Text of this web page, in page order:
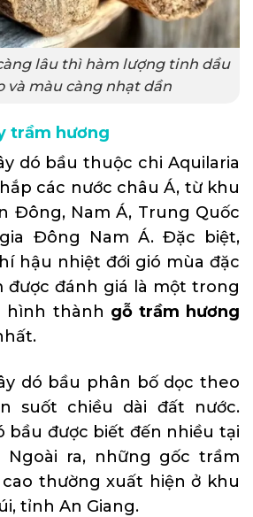
lâu thì hàm lượng tinh dầu
và màu càng nhạt dần
trầm hương
dó bầu thuộc chi Aquilaria
các nước châu Á, từ khu
Đông, Nam Á, Trung Quốc
Đông Nam Á. Đặc biệt,
hậu nhiệt đới gió mùa đặc
được đánh giá là một trong
hình thành gỗ trầm hương
dó bầu phân bố dọc theo
suốt chiều dài đất nước.
bầu được biết đến nhiều tại
Ngoài ra, những gốc trầm
thường xuất hiện ở khu
tỉnh An Giang.